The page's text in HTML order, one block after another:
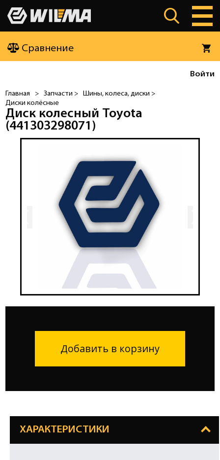
Сравнение
Войти
Главная > Запчасти >
Шины, колеса, диски >
Диски колёсные
Диск колесный Toyota
(441303298071)
Добавить в корзину
ХАРАКТЕРИСТИКИ